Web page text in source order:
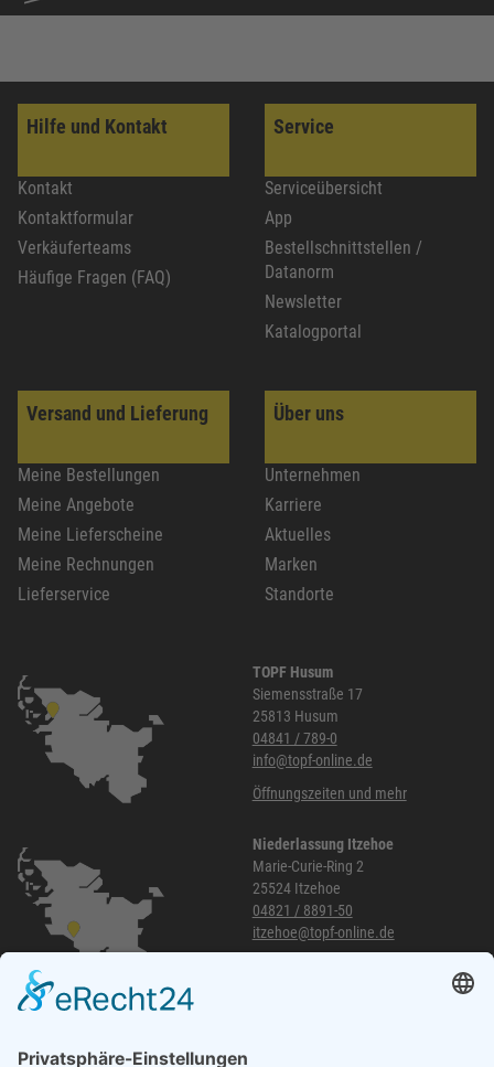
Hilfe und Kontakt
Kontakt
Kontaktformular
Verkäuferteams
Häufige Fragen (FAQ)
Service
Serviceübersicht
App
Bestellschnittstellen /
Datanorm
Newsletter
Katalogportal
Versand und Lieferung
Meine Bestellungen
Meine Angebote
Meine Lieferscheine
Meine Rechnungen
Lieferservice
Über uns
Unternehmen
Karriere
Aktuelles
Marken
Standorte
TOPF Husum
Siemensstraße 17
25813 Husum
04841 / 789-0
info@topf-online.de
Öffnungszeiten und mehr
Niederlassung Itzehoe
Marie-Curie-Ring 2
25524 Itzehoe
04821 / 8891-50
itzehoe@topf-online.de